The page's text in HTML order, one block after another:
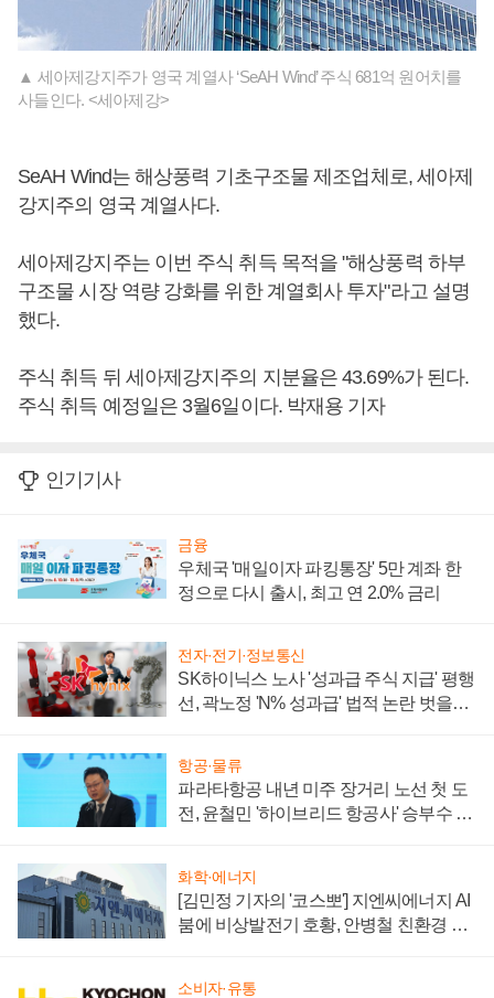
▲ 세아제강지주가 영국 계열사 ‘SeAH Wind’ 주식 681억 원어치를
사들인다. <세아제강>
SeAH Wind는 해상풍력 기초구조물 제조업체로, 세아제
강지주의 영국 계열사다.
세아제강지주는 이번 주식 취득 목적을 "해상풍력 하부
구조물 시장 역량 강화를 위한 계열회사 투자"라고 설명
했다.
주식 취득 뒤 세아제강지주의 지분율은 43.69%가 된다.
주식 취득 예정일은 3월6일이다. 박재용 기자
인기기사
금융
우체국 '매일이자 파킹통장' 5만 계좌 한
정으로 다시 출시, 최고 연 2.0% 금리
전자·전기·정보통신
SK하이닉스 노사 '성과급 주식 지급' 평행
선, 곽노정 'N% 성과급' 법적 논란 벗을지
항공·물류
파라타항공 내년 미주 장거리 노선 첫 도
전, 윤철민 '하이브리드 항공사' 승부수 통
화학·에너지
[김민정 기자의 '코스뽀'] 지엔씨에너지 AI
붐에 비상발전기 호황, 안병철 친환경 에
소비자·유통